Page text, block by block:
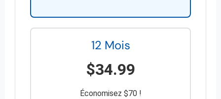
12 Mois
$34.99
Économisez $70 !